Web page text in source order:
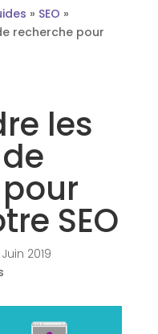
» SEO »
recherche pour
les
SEO
2019